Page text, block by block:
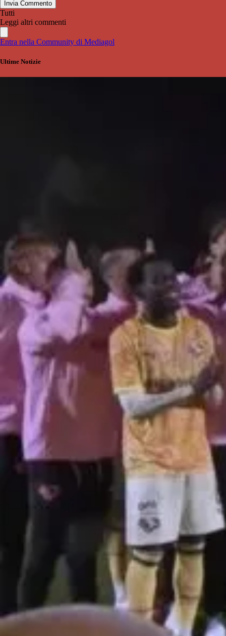
Invia Commento
Tutti
Leggi altri commenti
Entra nella Community di Mediagol
Ultime Notizie